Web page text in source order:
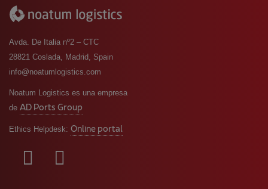
Avda. De Italia nº2 – CTC
28821 Coslada, Madrid, Spain
info@noatumlogistics.com
Noatum Logistics es una empresa
de AD Ports Group
Ethics Helpdesk: Online portal